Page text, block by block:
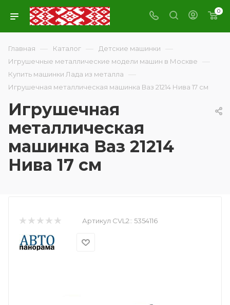
0
Главная — Каталог — Детские машинки —
Игрушечные металлические модели машин в Москве —
Купить машинки Лада из металла —
Игрушечная металлическая машинка Ваз 21214 Нива 17 см
Игрушечная
металлическая
машинка Ваз 21214
Нива 17 см
Артикул CVL2:: 5354116